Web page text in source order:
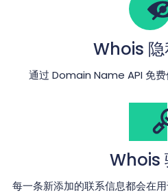
Whois 隐
通过 Domain Name API 免费
Whois
每一条新添加的联系信息都会在